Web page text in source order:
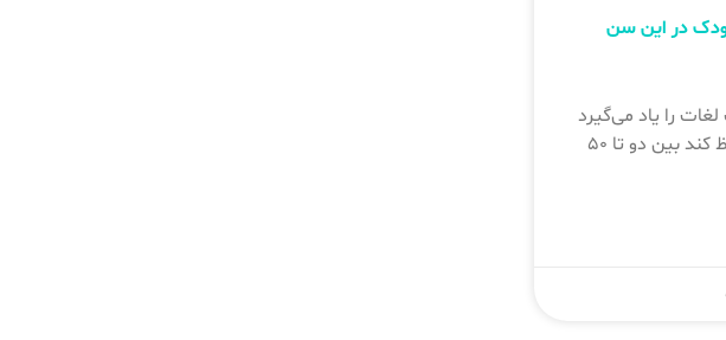
تا ۲ ساله، کودک در این سن
کودک لغات را یاد می‌گیرد
و واژه هایی که می‌تواند تلفظ کند بین دو تا ۵۰